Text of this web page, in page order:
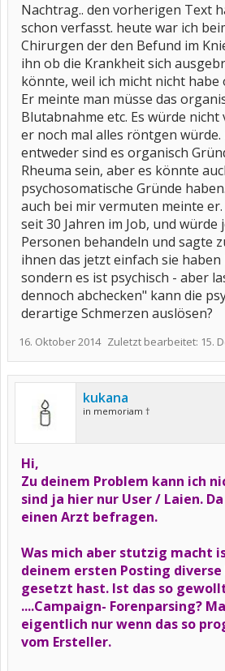
Nachtrag.. den vorherigen Text
schon verfasst. heute war ich
Chirurgen der den Befund im
ihn ob die Krankheit sich
könnte, weil ich micht nicht habe
Er meinte man müsse das
Blutabnahme etc. Es würde
er noch mal alles röntgen
entweder sind es organisch
Rheuma sein, aber es könnte
psychosomatische Gründe
auch bei mir vermuten meinte
seit 30 Jahren im Job, und würde
Personen behandeln und sagte
ihnen das jetzt einfach sie haben
sondern es ist psychisch - aber
dennoch abchecken" kann die
derartige Schmerzen auslösen?
16. Oktober 2014 Zuletzt bearbeitet: 15.
kukana
in memoriam †
Hi,
Zu deinem Problem kann ich
sind ja hier nur User / Laien.
einen Arzt befragen.
Was mich aber stutzig macht
deinem ersten Posting diverse
gesetzt hast. Ist das so
....Campaign- Forenparsing?
eigentlich nur wenn das so
vom Ersteller.